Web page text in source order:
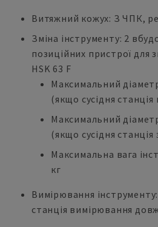
Витяжний кожух: З ЧПК,
Зміна інструменту: 2
позиційних пристрої для
HSK 63 F
Максимальний
(якщо сусідня станція
Максимальний
(якщо сусідня станція
Максимальна вага
кг
Вимірювання
станція вимірювання